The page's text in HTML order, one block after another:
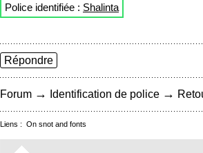
Police identifiée : Shalinta
Répondre
Forum → Identification de police →
Liens : On snot and fonts